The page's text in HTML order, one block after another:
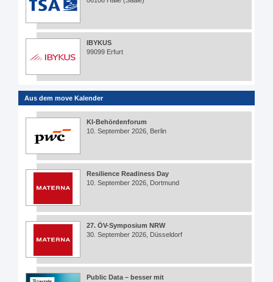
IBYKUS
99099 Erfurt
Aus dem move Kalender
KI-Behördenforum
10. September 2026, Berlin
Resilience Readiness Day
10. September 2026, Dortmund
27. ÖV-Symposium NRW
30. September 2026, Düsseldorf
Public Data – besser mit